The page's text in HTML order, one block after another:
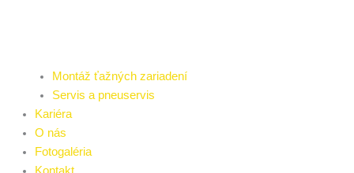
Montáž ťažných zariadení
Servis a pneuservis
Kariéra
O nás
Fotogaléria